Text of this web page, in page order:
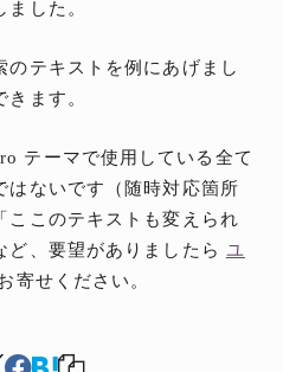
した。
のテキストを例にあげまし
ます。
テーマで使用している全て
はないです（随時対応箇所
ここのテキストも変えられ
ど、要望がありましたら ユ
寄せください。